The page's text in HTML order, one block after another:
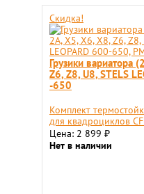
Скидка!
Грузики
Z6, Z8, U8, STELS
-650
Комплект
для квадроциклов
Цена: 2 899 ₽
Нет в наличии